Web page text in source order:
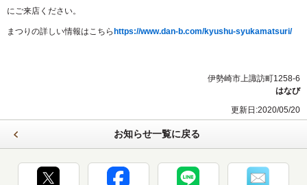
にご来店ください。
まつりの詳しい情報はこちら https://www.dan-b.com/kyushu-syukamatsuri/
伊勢崎市上諏訪町1258-6
はなび
更新日:2020/05/20
お知らせ一覧に戻る